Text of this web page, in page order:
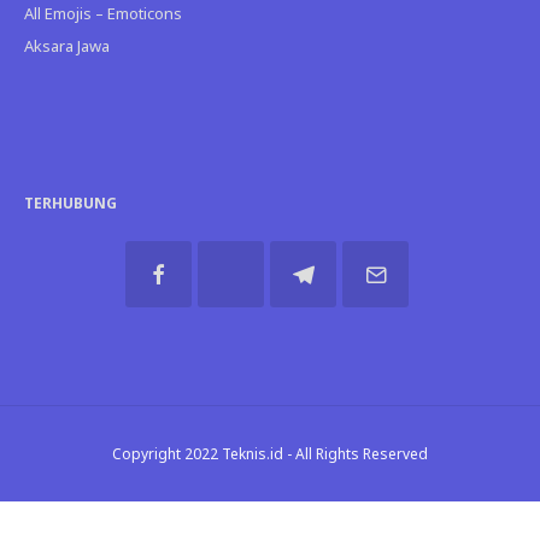
All Emojis – Emoticons
Aksara Jawa
TERHUBUNG
Copyright 2022 Teknis.id - All Rights Reserved